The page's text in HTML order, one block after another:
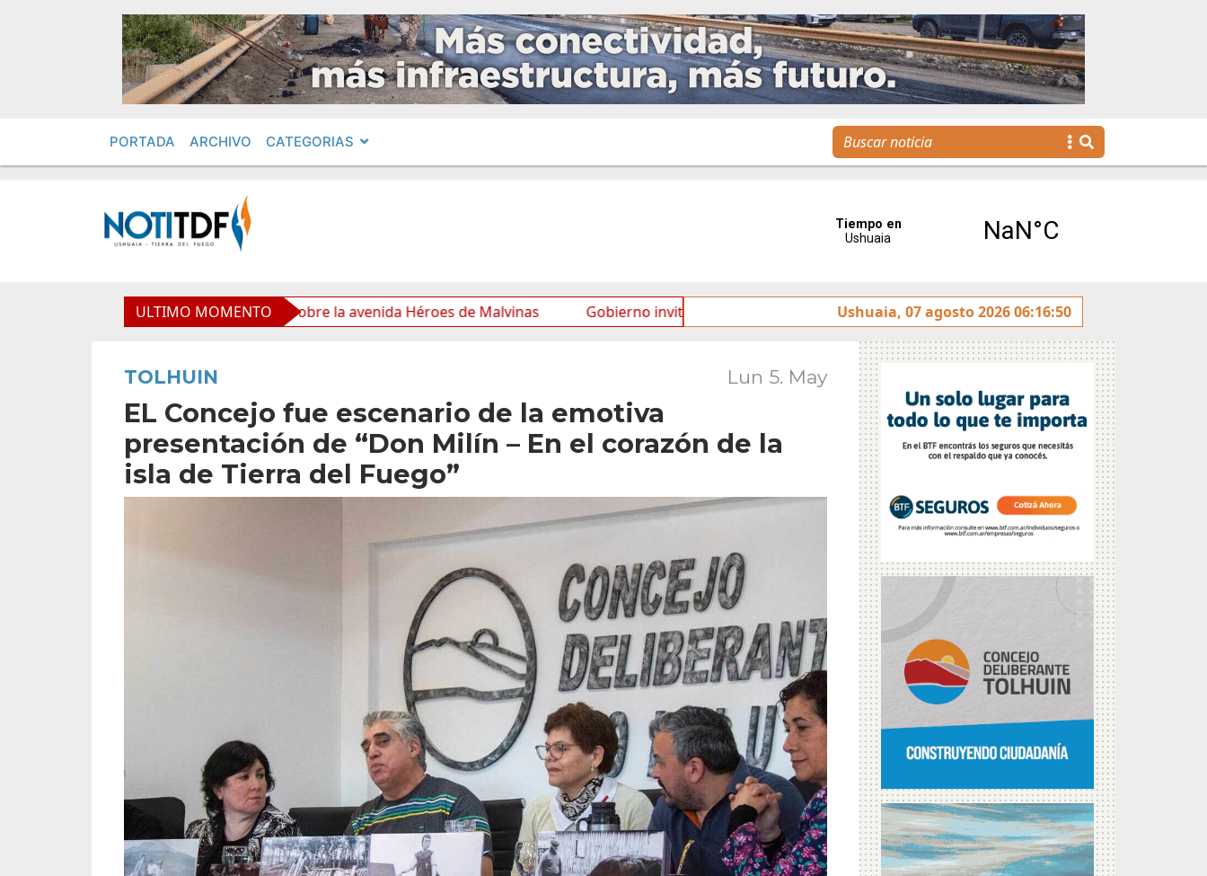
PORTADA ARCHIVO CATEGORIAS
ULTIMO MOMENTO
de mantenimiento y rotulado sobre la avenida Héroes de Malvinas Gobierno invita a participar de la Mesa de Trabajo "Identidades del Sur" Se realizó la segunda
Ushuaia, 07 agosto 2026 06:16:50
TOLHUIN Lun 5. May
EL Concejo fue escenario de la emotiva
presentación de “Don Milín – En el corazón de la
isla de Tierra del Fuego”